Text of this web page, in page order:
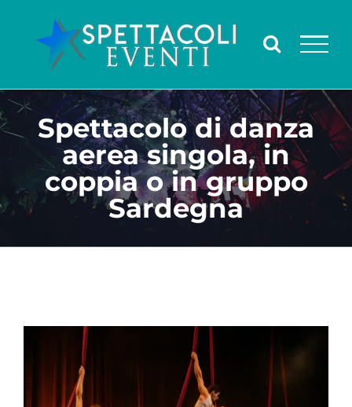
contenuto
Spettacolo di danza
aerea singola, in
coppia o in gruppo
Sardegna
Ingrandisci
immagine